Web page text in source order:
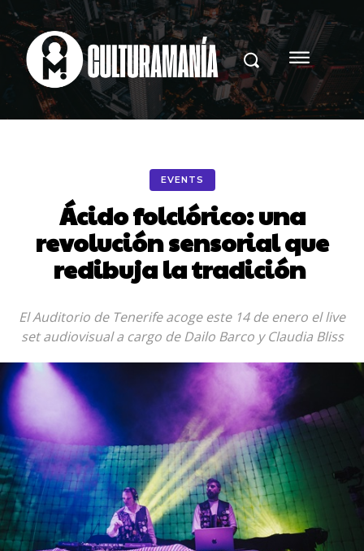
EVENTS
Ácido folclórico: una
revolución sensorial que
redibuja la tradición
El Auditorio de Tenerife acoge este 14 de enero el live
set audiovisual a cargo de Dailo Barco y Claudia Bliss